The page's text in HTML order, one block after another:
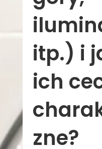
itp.) i
ich
zne?